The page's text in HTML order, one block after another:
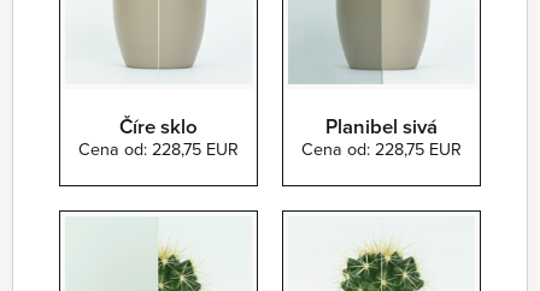
Číre sklo
Cena od: 228,75 EUR
Planibel sivá
Cena od: 228,75 EUR